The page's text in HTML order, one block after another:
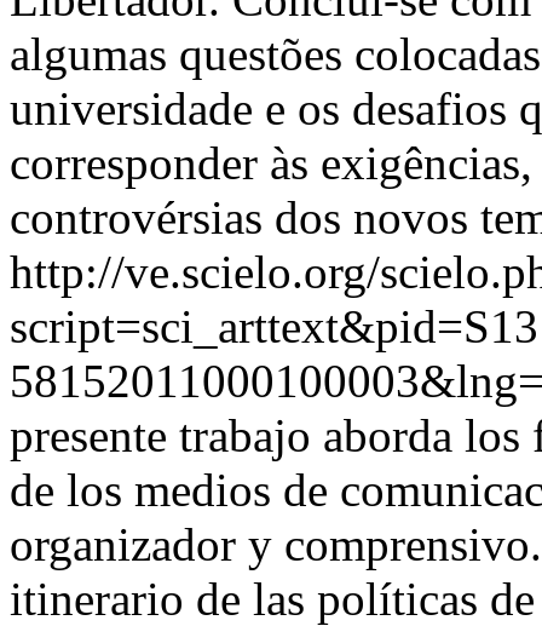
algumas questões
universidade e os desafios
corresponder às
controvérsias dos novos
http://ve.scielo.org/
presente trabajo aborda
de los medios de
organizador y
itinerario de las políticas